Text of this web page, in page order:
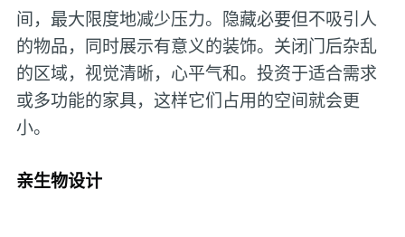
间，最大限度地减少压力。隐藏必要但不吸引人
的物品，同时展示有意义的装饰。关闭门后杂乱
的区域，视觉清晰，心平气和。投资于适合需求
或多功能的家具，这样它们占用的空间就会更
小。
亲生物设计